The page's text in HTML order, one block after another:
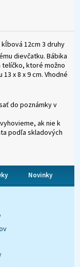
12cm 3 druhy
dievčatku. Bábika
telíčko, ktoré možno
x 8 x 9 cm. Vhodné
do poznámky v
ak nie k
podľa skladových
Novinky